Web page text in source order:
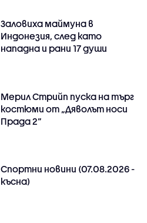
Заловиха маймуна в
Индонезия, след като
нападна и рани 17 души
Мерил Стрийп пуска на търг
костюми от „Дяволът носи
Прада 2“
Спортни новини (07.08.2026 -
късна)